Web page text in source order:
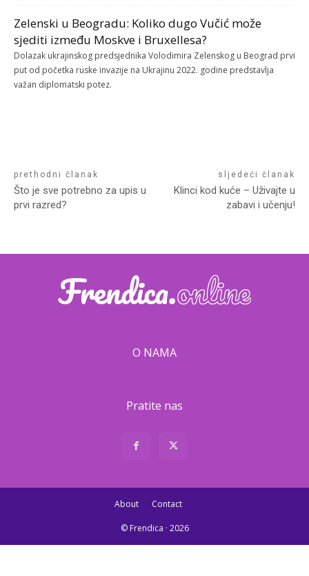
Zelenski u Beogradu: Koliko dugo Vučić može
sjediti između Moskve i Bruxellesa?
Dolazak ukrajinskog predsjednika Volodimira Zelenskog u Beograd prvi
put od početka ruske invazije na Ukrajinu 2022. godine predstavlja
važan diplomatski potez.
prethodni članak
Što je sve potrebno za upis u
prvi razred?
sljedeći članak
Klinci kod kuće – Uživajte u
zabavi i učenju!
O NAMA
Pratite nas
About Contact
© Frendica · 2026